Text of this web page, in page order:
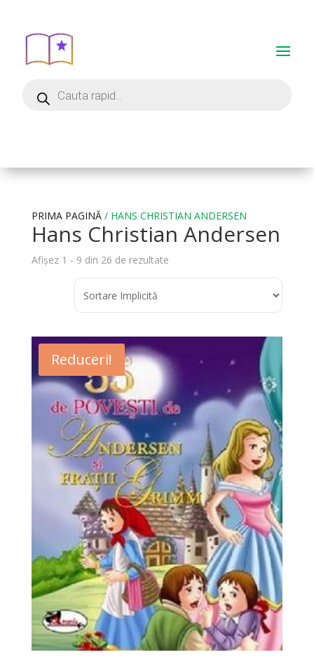
PRIMA PAGINĂ/ HANS CHRISTIAN ANDERSEN
Hans Christian Andersen
Afișez 1 - 9 din 26 de rezultate
Reduceri!